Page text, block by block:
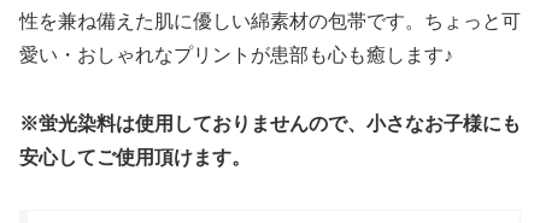
性を兼ね備えた肌に優しい綿素材の包帯です。ちょっと可
愛い・おしゃれなプリントが患部も心も癒します♪
※蛍光染料は使用しておりませんので、小さなお子様にも
安心してご使用頂けます。